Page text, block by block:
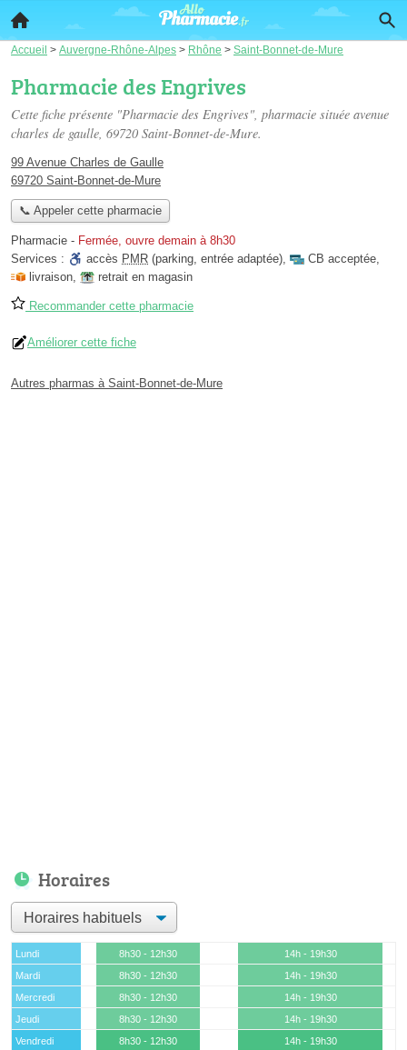
Accueil > Auvergne-Rhône-Alpes > Rhône > Saint-Bonnet-de-Mure
Pharmacie des Engrives
Cette fiche présente "Pharmacie des Engrives", pharmacie située avenue
charles de gaulle, 69720 Saint-Bonnet-de-Mure.
99 Avenue Charles de Gaulle
69720 Saint-Bonnet-de-Mure
📞 Appeler cette pharmacie
Pharmacie - Fermée, ouvre demain à 8h30
Services :
accès PMR (parking, entrée adaptée), CB acceptée,
livraison, retrait en magasin
Recommander cette pharmacie
Améliorer cette fiche
Autres pharmas à Saint-Bonnet-de-Mure
Horaires
Lundi 8h30 - 12h30
14h - 19h30
Mardi
8h30 - 12h30
14h - 19h30
Mercredi
8h30 - 12h30
14h - 19h30
Jeudi
8h30 - 12h30
14h - 19h30
Vendredi
8h30 - 12h30
14h - 19h30